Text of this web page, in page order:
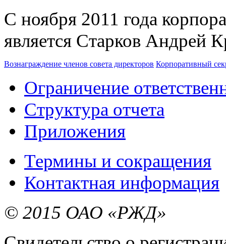
С ноября 2011 года
является Старков Андрей
Вознаграждение членов совета директоров Корпоративный
Ограничение
Структура отчета
Приложения
Термины и сокращения
Контактная информация
© 2015 ОАО «РЖД»